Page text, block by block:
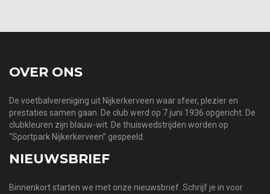
OVER ONS
De voetbalvereniging uit Nijkerkerveen waar sfeer, plezier en
prestaties samen gaan. De club werd op 7 juni 1936 opgericht. De
clubkleuren zijn blauw-wit. De thuiswedstrijden worden op
“Sportpark Nijkerkerveen” gespeeld.
NIEUWSBRIEF
Binnenkort starten we met onze nieuwsbrief. Schrijf je in voor